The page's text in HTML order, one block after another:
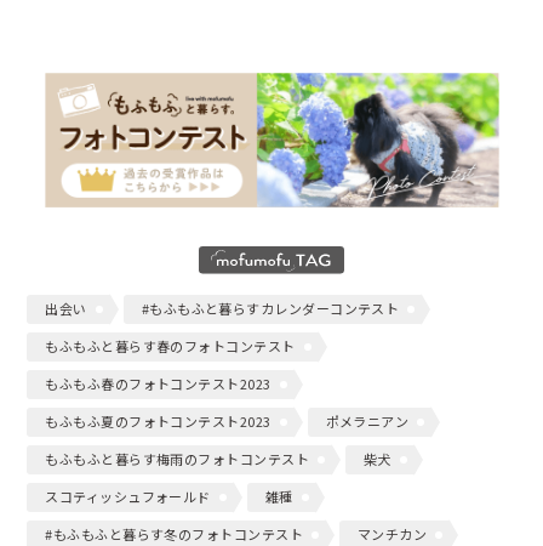
出会い
#もふもふと暮らすカレンダーコンテスト
もふもふと暮らす春のフォトコンテスト
もふもふ春のフォトコンテスト2023
もふもふ夏のフォトコンテスト2023
ポメラニアン
もふもふと暮らす梅雨のフォトコンテスト
柴犬
スコティッシュフォールド
雑種
#もふもふと暮らす冬のフォトコンテスト
マンチカン